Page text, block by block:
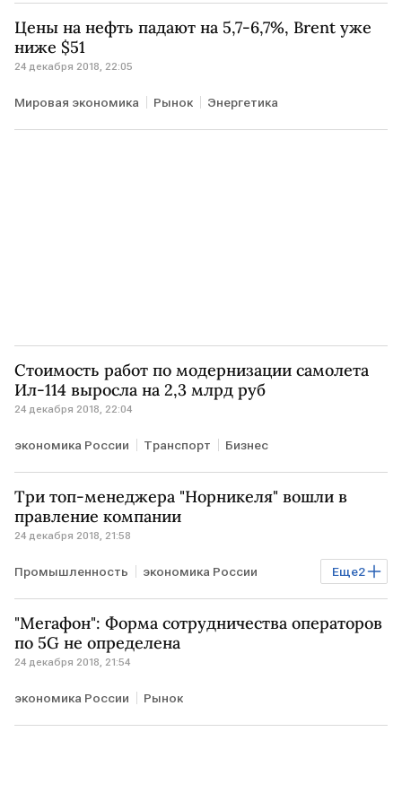
Экономика Рынок
Цены на нефть падают на 5,7-6,7%, Brent уже
ниже $51
24 декабря 2018, 22:05
Мировая экономика Рынок Энергетика
Стоимость работ по модернизации самолета
Ил-114 выросла на 2,3 млрд руб
24 декабря 2018, 22:04
экономика России Транспорт Бизнес
Три топ-менеджера "Норникеля" вошли в
правление компании
24 декабря 2018, 21:58
Еще2
Промышленность экономика России
Экономика Рынок
"Мегафон": Форма сотрудничества операторов
по 5G не определена
24 декабря 2018, 21:54
экономика России Рынок